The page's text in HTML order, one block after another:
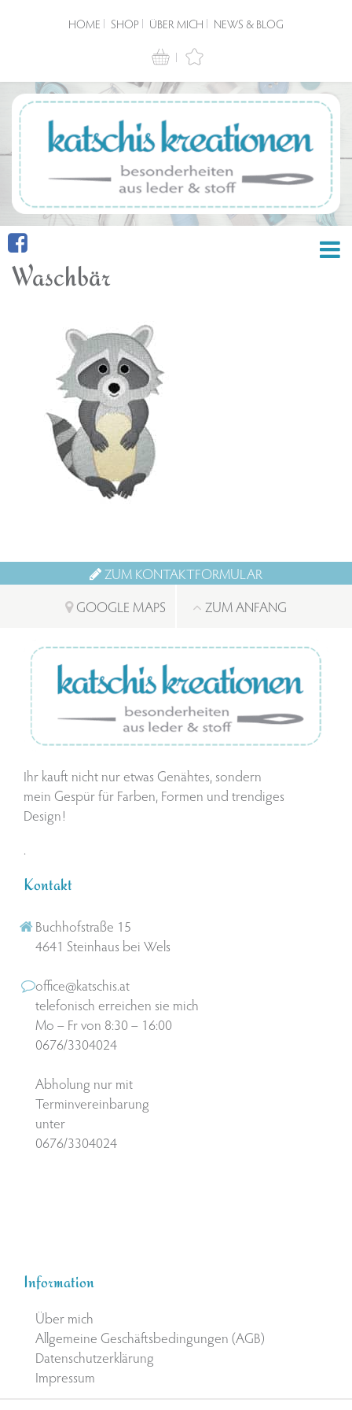
HOME SHOP ÜBER MICH NEWS & BLOG
Waschbär
ZUM KONTAKTFORMULAR
GOOGLE MAPS
ZUM ANFANG
Ihr kauft nicht nur etwas Genähtes, sondern
mein Gespür für Farben, Formen und trendiges
Design!
.
Kontakt
Buchhofstraße 15
4641 Steinhaus bei Wels
office@katschis.at
telefonisch erreichen sie mich
Mo – Fr von 8:30 – 16:00
0676/3304024
Abholung nur mit
Terminvereinbarung
unter
0676/3304024
Information
Über mich
Allgemeine Geschäftsbedingungen (AGB)
Datenschutzerklärung
Impressum